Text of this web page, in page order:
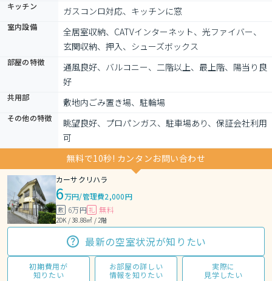
キッチン ガスコンロ対応、キッチンに窓
室内設備
全居室収納、CATVインターネット、光ファイバー、
玄関収納、押入、シューズボックス
部屋の特徴
通風良好、バルコニー、二階以上、最上階、陽当り良
好
共用部 敷地内ごみ置き場、駐輪場
その他の特徴
眺望良好、プロパンガス、駐車場あり、保証会社利用
可
無料で10秒! カンタンお問い合わせ
カーサクリハラ
6万円/管理費2,000円
敷 6万円 礼 無料
2DK / 38.88㎡ / 2階
最新の空室状況が知りたい
初期費用が
知りたい
お部屋の詳しい
情報を知りたい
実際に
見学したい